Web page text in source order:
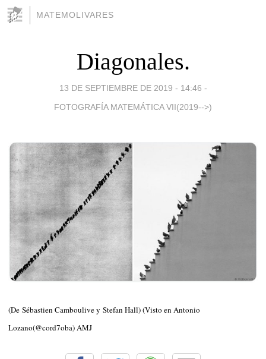
MATEMOLIVARES
Diagonales.
13 DE SEPTIEMBRE DE 2019 - 14:46 -
FOTOGRAFÍA MATEMÁTICA VII(2019-->)
(De Sébastien Camboulive y Stefan Hall) (Visto en Antonio
Lozano(@cord7oba) AMJ